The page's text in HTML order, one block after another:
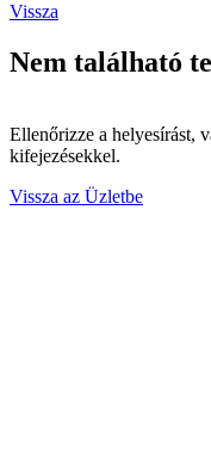
Vissza
Nem található
Ellenőrizze a helyesírást,
kifejezésekkel.
Vissza az Üzletbe